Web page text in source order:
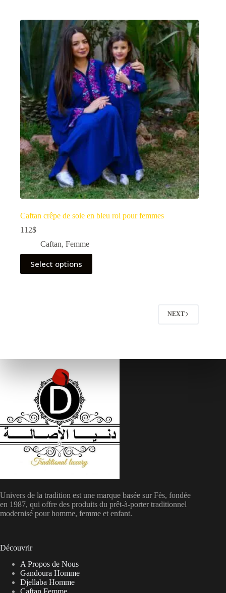
Caftan crêpe de soie en bleu roi pour femmes
112$
Caftan, Femme
Select options
NEXT
Univers de la tradition est une marque basée sur Fès, fondée
en 1987, qui offre des produits du prêt-à-porter traditionnel
modernisé pour homme, femme et enfant.
Découvrir
A Propos de Nous
Gandoura Homme
Djellaba Homme